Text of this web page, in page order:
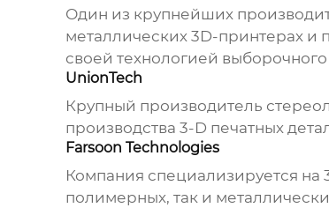
Один из крупнейших
металлических 3D-принтерах и
своей технологией
UnionTech
Крупный производитель
производства 3-D печатных
Farsoon Technologies
Компания специализируется на
полимерных, так и